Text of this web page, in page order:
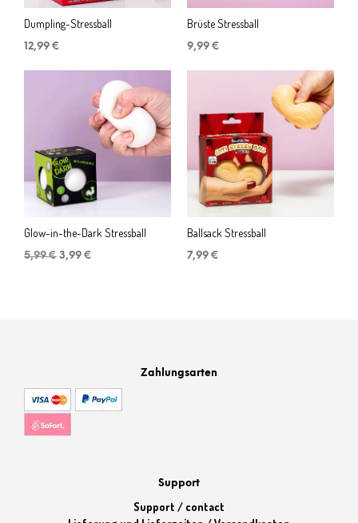
Dumpling-Stressball
12,99 €
Brüste Stressball
9,99 €
Glow-in-the-Dark Stressball
5,99€ Ursprünglicher
3,99 €
Ballsack Stressball
7,99 €
Zahlungsarten
Support
Support / contact